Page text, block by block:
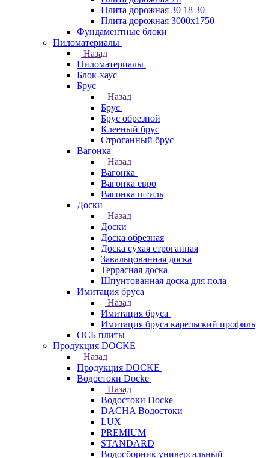
Плита дорожная 30 18 30
Плита дорожная 3000х1750
Фундаментные блоки
Пиломатериалы
Назад
Пиломатериалы
Блок-хаус
Брус
Назад
Брус
Брус обрезной
Клееный брус
Строганный брус
Вагонка
Назад
Вагонка
Вагонка евро
Вагонка штиль
Доски
Назад
Доски
Доска обрезная
Доска сухая строганная
Завальцованная доска
Террасная доска
Шпунтованная доска для пола
Имитация бруса
Назад
Имитация бруса
Имитация бруса карельский профиль
ОСБ плиты
Продукция DOCKE
Назад
Продукция DOCKE
Водостоки Docke
Назад
Водостоки Docke
DACHA Водостоки
LUX
PREMIUM
STANDARD
Водосборник универсальный